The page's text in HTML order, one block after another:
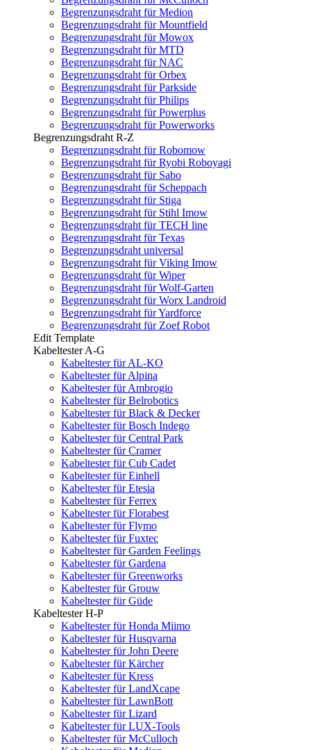
Begrenzungsdraht für Medion
Begrenzungsdraht für Mountfield
Begrenzungsdraht für Mowox
Begrenzungsdraht für MTD
Begrenzungsdraht für NAC
Begrenzungsdraht für Orbex
Begrenzungsdraht für Parkside
Begrenzungsdraht für Philips
Begrenzungsdraht für Powerplus
Begrenzungsdraht für Powerworks
Begrenzungsdraht R-Z
Begrenzungsdraht für Robomow
Begrenzungsdraht für Ryobi Roboyagi
Begrenzungsdraht für Sabo
Begrenzungsdraht für Scheppach
Begrenzungsdraht für Stiga
Begrenzungsdraht für Stihl Imow
Begrenzungsdraht für TECH line
Begrenzungsdraht für Texas
Begrenzungsdraht universal
Begrenzungsdraht für Viking Imow
Begrenzungsdraht für Wiper
Begrenzungsdraht für Wolf-Garten
Begrenzungsdraht für Worx Landroid
Begrenzungsdraht für Yardforce
Begrenzungsdraht für Zoef Robot
Edit Template
Kabeltester A-G
Kabeltester für AL-KO
Kabeltester für Alpina
Kabeltester für Ambrogio
Kabeltester für Belrobotics
Kabeltester für Black & Decker
Kabeltester für Bosch Indego
Kabeltester für Central Park
Kabeltester für Cramer
Kabeltester für Cub Cadet
Kabeltester für Einhell
Kabeltester für Etesia
Kabeltester für Ferrex
Kabeltester für Florabest
Kabeltester für Flymo
Kabeltester für Fuxtec
Kabeltester für Garden Feelings
Kabeltester für Gardena
Kabeltester für Greenworks
Kabeltester für Grouw
Kabeltester für Güde
Kabeltester H-P
Kabeltester für Honda Miimo
Kabeltester für Husqvarna
Kabeltester für John Deere
Kabeltester für Kärcher
Kabeltester für Kress
Kabeltester für LandXcape
Kabeltester für LawnBott
Kabeltester für Lizard
Kabeltester für LUX-Tools
Kabeltester für McCulloch